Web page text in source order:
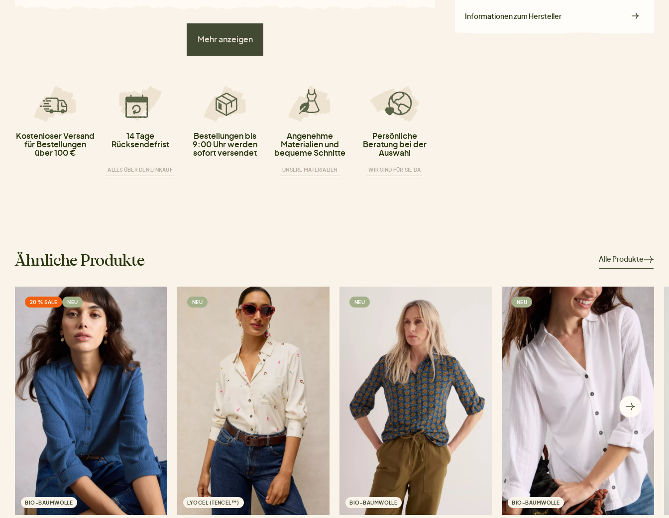
Mehr anzeigen
Kostenloser Versand
für Bestellungen
über 100 €
14 Tage
Rücksendefrist
ALLES ÜBER DEN EINKAUF
Bestellungen bis
9:00 Uhr werden
sofort versendet
Angenehme
Materialien und
bequeme Schnitte
UNSERE MATERIALIEN
Persönliche
Beratung bei der
Auswahl
WIR SIND FÜR SIE DA
Informationen zum Hersteller
Ähnliche Produkte Alle Produkte
20 % SALE NEU
BIO-BAUMWOLLE
NEU
LYOCEL (TENCEL™)
NEU
BIO-BAUMWOLLE
NEU
BIO-BAUMWOLLE